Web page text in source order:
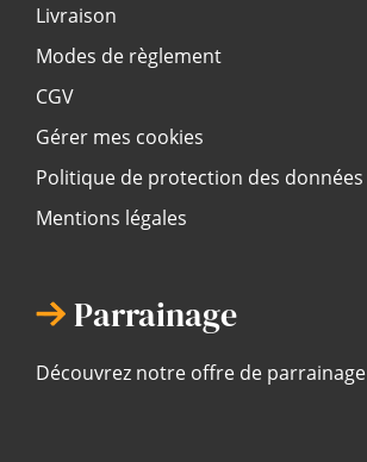
Livraison
Modes de règlement
CGV
Gérer mes cookies
Politique de protection des données
Mentions légales
Parrainage
Découvrez notre offre de parrainage